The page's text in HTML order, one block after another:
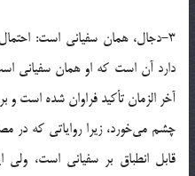
٣-دجال، همان سفیانى است:
دارد آن است که او همان سفیانى
آخر الزمان تأکید فراوان شده است و
چشم مى‌خورد، زیرا روایاتى که در
قابل انطباق بر سفیانى است، ولى